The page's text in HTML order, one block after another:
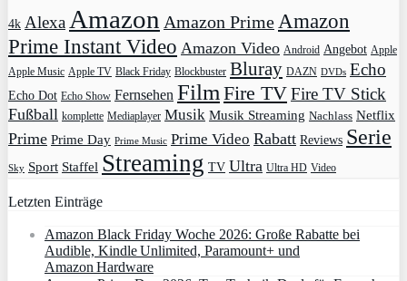
4k Alexa Amazon Amazon Prime Amazon
Prime Instant Video Amazon Video Android Angebot Apple
Apple Music Apple TV Black Friday Blockbuster Bluray DAZN DVDs Echo
Echo Dot Echo Show Fernsehen Film Fire TVFire TV Stick
Fußball komplette Mediaplayer Musik Musik Streaming Nachlass Netflix
Prime Prime Day Prime Music Prime Video Rabatt Reviews Serie
Sky Sport Staffel Streaming TV Ultra Ultra HD Video
Letzten Einträge
Amazon Black Friday Woche 2026: Große Rabatte bei
Audible, Kindle Unlimited, Paramount+ und
Amazon Hardware